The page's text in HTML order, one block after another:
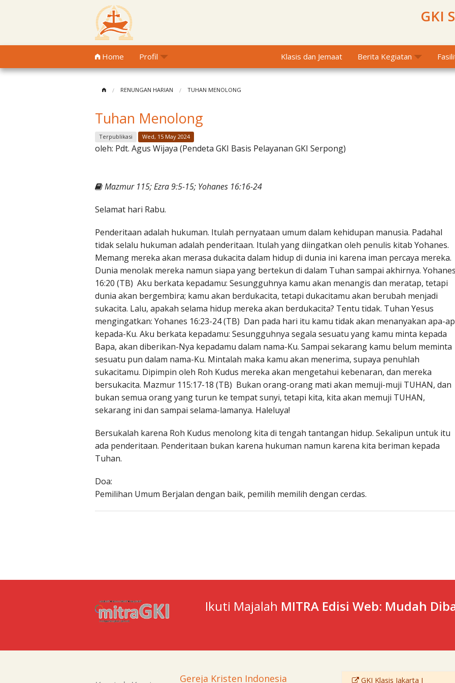
GKI
Home Profil Klasis dan Jemaat Berita Kegiatan
RENUNGAN HARIAN TUHAN MENOLONG
Tuhan Menolong
Terpublikasi Wed, 15 May 2024
oleh: Pdt. Agus Wijaya (Pendeta GKI Basis Pelayanan GKI Serpong)
Mazmur 115; Ezra 9:5-15; Yohanes 16:16-24
Selamat hari Rabu.
Penderitaan adalah hukuman. Itulah pernyataan umum dalam kehidupan manusia. Padahal
tidak selalu hukuman adalah penderitaan. Itulah yang diingatkan oleh penulis kitab Yohanes.
Memang mereka akan merasa dukacita dalam hidup di dunia ini karena iman percaya mereka.
Dunia menolak mereka namun siapa yang bertekun di dalam Tuhan sampai akhirnya. Yohanes
16:20 (TB) Aku berkata kepadamu: Sesungguhnya kamu akan menangis dan meratap, tetapi
dunia akan bergembira; kamu akan berdukacita, tetapi dukacitamu akan berubah menjadi
sukacita. Lalu, apakah selama hidup mereka akan berdukacita? Tentu tidak. Tuhan Yesus
mengingatkan: Yohanes 16:23-24 (TB) Dan pada hari itu kamu tidak akan menanyakan apa-
kepada-Ku. Aku berkata kepadamu: Sesungguhnya segala sesuatu yang kamu minta kepada
Bapa, akan diberikan-Nya kepadamu dalam nama-Ku. Sampai sekarang kamu belum meminta
sesuatu pun dalam nama-Ku. Mintalah maka kamu akan menerima, supaya penuhlah
sukacitamu. Dipimpin oleh Roh Kudus mereka akan mengetahui kebenaran, dan mereka
bersukacita. Mazmur 115:17-18 (TB) Bukan orang-orang mati akan memuji-muji TUHAN, dan
bukan semua orang yang turun ke tempat sunyi, tetapi kita, kita akan memuji TUHAN,
sekarang ini dan sampai selama-lamanya. Haleluya!
Bersukalah karena Roh Kudus menolong kita di tengah tantangan hidup. Sekalipun untuk itu
ada penderitaan. Penderitaan bukan karena hukuman namun karena kita beriman kepada
Tuhan.
Doa:
Pemilihan Umum Berjalan dengan baik, pemilih memilih dengan cerdas.
Ikuti Majalah MITRA Edisi Web: Mudah
Gereja Kristen Indonesia GKI Klasis Jakarta I